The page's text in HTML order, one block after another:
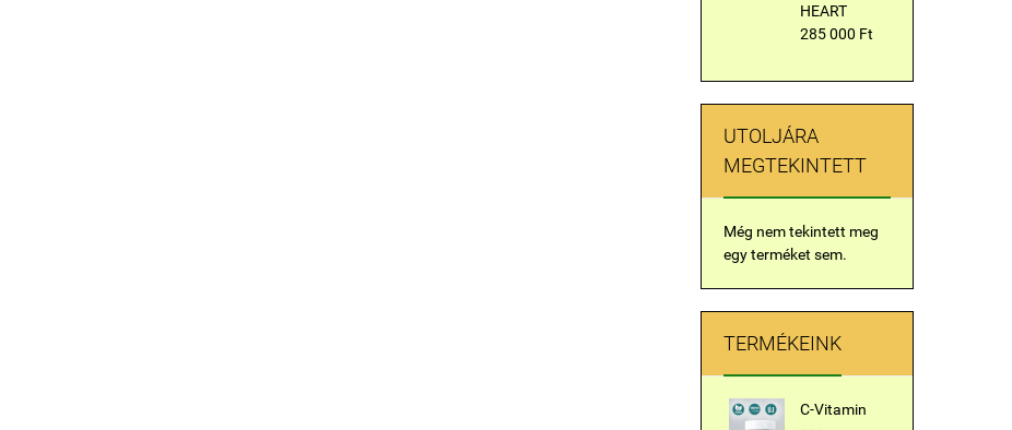
HEART
285 000 Ft
UTOLJÁRA
MEGTEKINTETT
Még nem tekintett meg
egy terméket sem.
TERMÉKEINK
C-Vitamin